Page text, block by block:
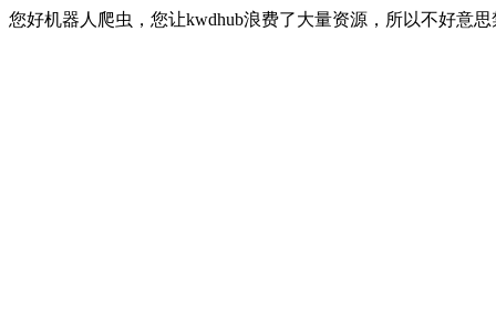
您好机器人爬虫，您让kwdhub浪费了大量资源，所以不好意